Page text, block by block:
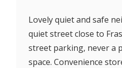
Lovely quiet and safe
quiet street close to
street parking, never a
space. Convenience